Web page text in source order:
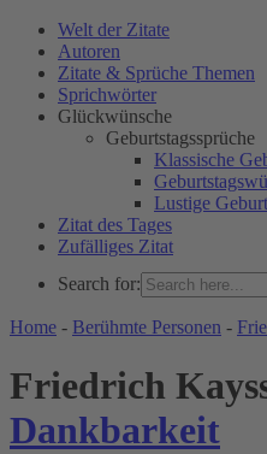
Welt der Zitate
Autoren
Zitate & Sprüche Themen
Sprichwörter
Glückwünsche
Geburtstagssprüche
Klassische
Lustige
Zitat des Tages
Zufälliges Zitat
Search for:
WELT DER ZITATE
Home - Berühmte Personen -
Friedrich
Dankbarkeit